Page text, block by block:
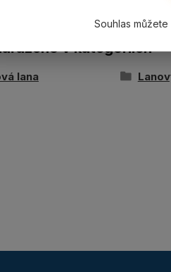
v kategoriích
lana
Souhlas